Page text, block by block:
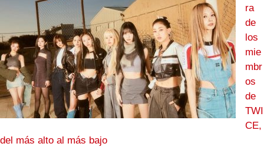
ra
de
los
mie
mbr
os
de
TWI
CE,
del más alto al más bajo